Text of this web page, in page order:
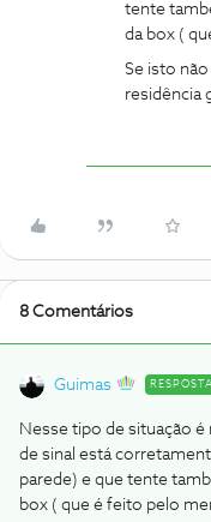
tente
da box (
Se isto
residência
8 Comentários
Guimas RESPOSTA
Nesse tipo de situação
de sinal está
parede) e que tente
box ( que é feito pelo